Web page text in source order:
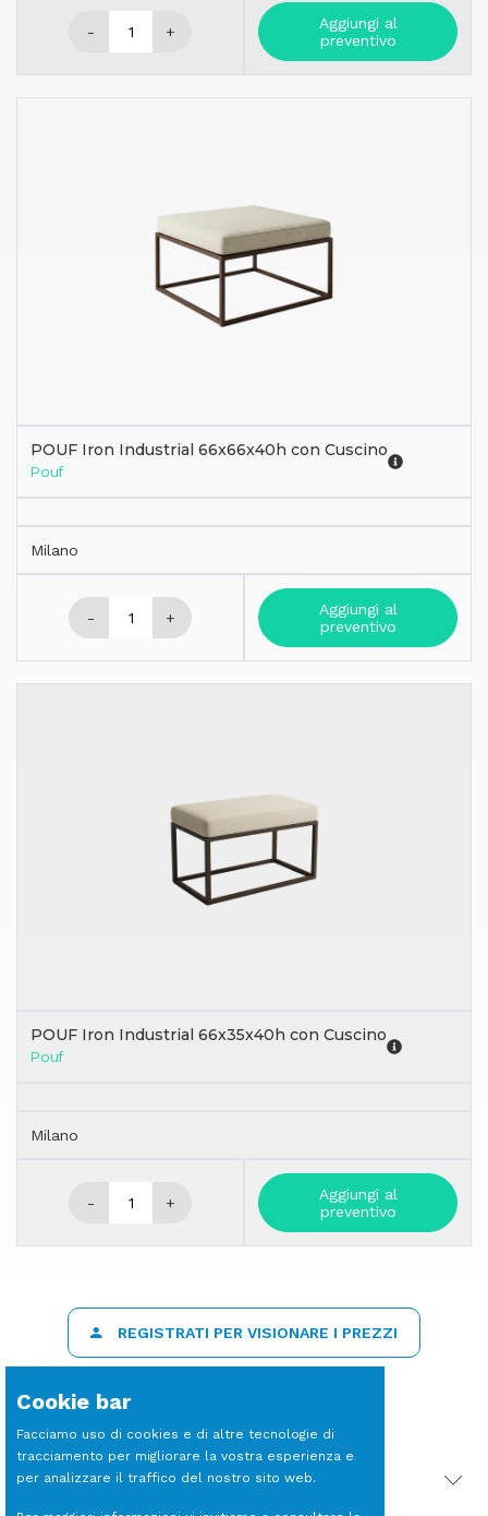
- +
Aggiungi al
preventivo
POUF Iron Industrial 66x66x40h con Cuscino
Pouf
Milano
- +
Aggiungi al
preventivo
POUF Iron Industrial 66x35x40h con Cuscino
Pouf
Milano
- +
Aggiungi al
preventivo
REGISTRATI PER VISIONARE I PREZZI
PRODOTTI CORRELATI
Cookie bar
Facciamo uso di cookies e di altre tecnologie di
tracciamento per migliorare la vostra esperienza e
per analizzare il traffico del nostro sito web.